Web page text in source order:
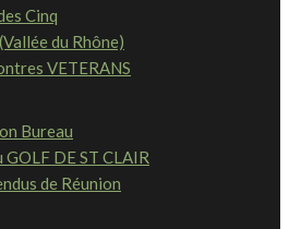
Cinq
du Rhône)
VETERANS
Bureau
GOLF DE ST CLAIR
de Réunion